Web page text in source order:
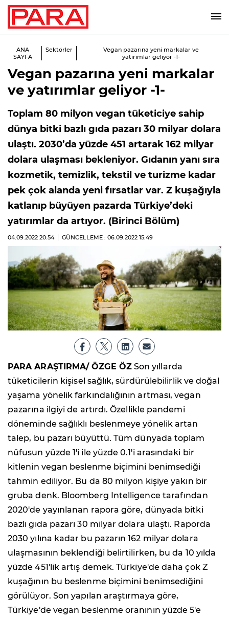
ANA
SAYFA
Sektörler
Vegan pazarına yeni markalar ve
yatırımlar geliyor -1-
Vegan pazarına yeni markalar
ve yatırımlar geliyor -1-
Toplam 80 milyon vegan tüketiciye sahip
dünya bitki bazlı gıda pazarı 30 milyar dolara
ulaştı. 2030’da yüzde 451 artarak 162 milyar
dolara ulaşması bekleniyor. Gıdanın yanı sıra
kozmetik, temizlik, tekstil ve turizme kadar
pek çok alanda yeni fırsatlar var. Z kuşağıyla
katlanıp büyüyen pazarda Türkiye’deki
yatırımlar da artıyor. (Birinci Bölüm)
04.09.2022 20:54 GÜNCELLEME : 06.09.2022 15:49
PARA ARAŞTIRMA/ ÖZGE ÖZSon yıllarda
tüketicilerin kişisel sağlık, sürdürülebilirlik ve doğal
yaşama yönelik farkındalığının artması, vegan
pazarına ilgiyi de artırdı. Özellikle pandemi
döneminde sağlıklı beslenmeye yönelik artan
talep, bu pazarı büyüttü. Tüm dünyada toplam
nüfusun yüzde 1'i ile yüzde 0.1'i arasındaki bir
kitlenin vegan beslenme biçimini benimsediği
tahmin ediliyor. Bu da 80 milyon kişiye yakın bir
gruba denk. Bloomberg Intelligence tarafından
2020'de yayınlanan rapora göre, dünyada bitki
bazlı gıda pazarı 30 milyar dolara ulaştı. Raporda
2030 yılına kadar bu pazarın 162 milyar dolara
ulaşmasının beklendiği belirtilirken, bu da 10 yılda
yüzde 451'lik artış demek. Türkiye'de daha çok Z
kuşağının bu beslenme biçimini benimsediğini
görülüyor. Son yapılan araştırmaya göre,
Türkiye'de vegan beslenme oranının yüzde 5'e